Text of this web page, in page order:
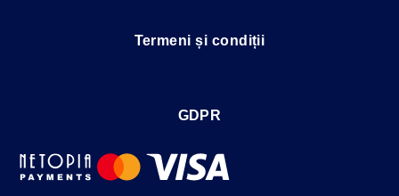
Termeni și condiții
GDPR